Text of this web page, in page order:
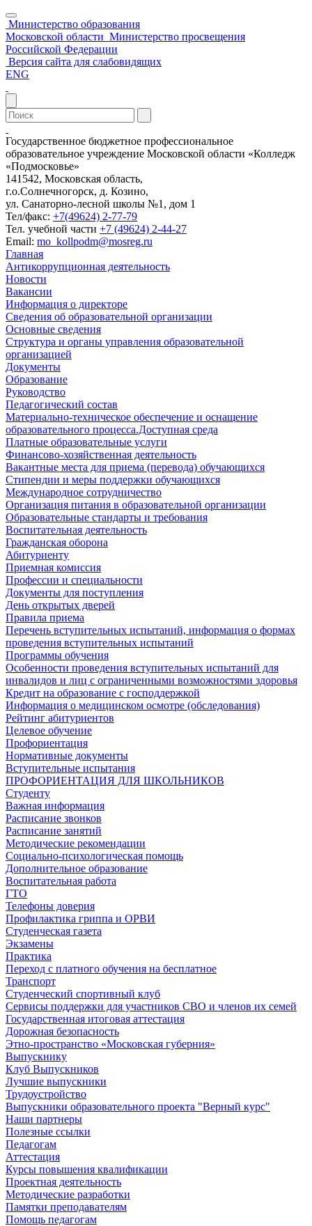
Министерство образования
Московской области Министерство просвещения
Российской Федерации
Версия сайта для слабовидящих
ENG
Государственное бюджетное профессиональное
образовательное учреждение Московской области «Колледж
«Подмосковье»
141542, Московская область,
г.о.Солнечногорск, д. Козино,
ул. Санаторно-лесной школы №1, дом 1
Тел/факс: +7(49624) 2-77-79
Тел. учебной части +7 (49624) 2-44-27
Email: mo_kollpodm@mosreg.ru
Главная
Антикоррупционная деятельность
Новости
Вакансии
Информация о директоре
Сведения об образовательной организации
Основные сведения
Структура и органы управления образовательной
организацией
Документы
Образование
Руководство
Педагогический состав
Материально-техническое обеспечение и оснащение
образовательного процесса.Доступная среда
Платные образовательные услуги
Финансово-хозяйственная деятельность
Вакантные места для приема (перевода) обучающихся
Стипендии и меры поддержки обучающихся
Международное сотрудничество
Организация питания в образовательной организации
Образовательные стандарты и требования
Воспитательная деятельность
Гражданская оборона
Абитуриенту
Приемная комиссия
Профессии и специальности
Документы для поступления
День открытых дверей
Правила приема
Перечень вступительных испытаний, информация о формах
проведения вступительных испытаний
Программы обучения
Особенности проведения вступительных испытаний для
инвалидов и лиц с ограниченными возможностями здоровья
Кредит на образование с господдержкой
Информация о медицинском осмотре (обследования)
Рейтинг абитуриентов
Целевое обучение
Профориентация
Нормативные документы
Вступительные испытания
ПРОФОРИЕНТАЦИЯ ДЛЯ ШКОЛЬНИКОВ
Студенту
Важная информация
Расписание звонков
Расписание занятий
Методические рекомендации
Социально-психологическая помощь
Дополнительное образование
Воспитательная работа
ГТО
Телефоны доверия
Профилактика гриппа и ОРВИ
Cтуденческая газета
Экзамены
Практика
Переход с платного обучения на бесплатное
Транспорт
Студенческий спортивный клуб
Сервисы поддержки для участников СВО и членов их семей
Государственная итоговая аттестация
Дорожная безопасность
Этно-пространство «Московская губерния»
Выпускнику
Клуб Выпускников
Лучшие выпускники
Трудоустройство
Выпускники образовательного проекта "Верный курс"
Наши партнеры
Полезные ссылки
Педагогам
Аттестация
Курсы повышения квалификации
Проектная деятельность
Методические разработки
Памятки преподавателям
Помощь педагогам